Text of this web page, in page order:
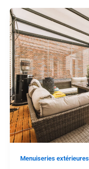
Menuiseries extérieures